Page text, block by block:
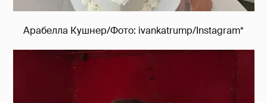
Арабелла Кушнер/Фото: ivankatrump/Instagram*